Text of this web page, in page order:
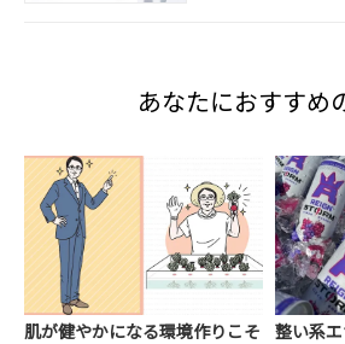
あなたにおすすめ
肌が健やかになる環境作りこそ
整い系